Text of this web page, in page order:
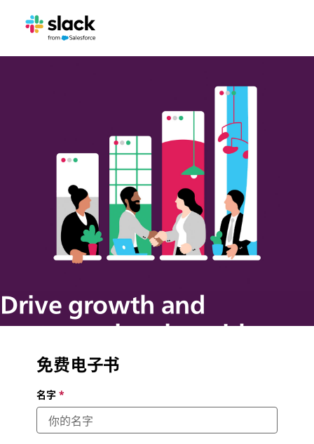
Drive growth and
customer loyalty with
Slack Connect
Move communication out of inboxes to help your company
close deals faster, retain customers and deliver best-in-
class support
免费电子书
名字*